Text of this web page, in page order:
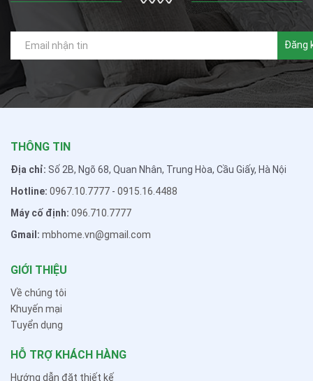
Đăng
THÔNG TIN
Địa chỉ: Số 2B, Ngõ 68, Quan Nhân, Trung Hòa, Cầu Giấy, Hà Nội
Hotline: 0967.10.7777 - 0915.16.4488
Máy cố định: 096.710.7777
Gmail: mbhome.vn@gmail.com
GIỚI THIỆU
Về chúng tôi
Khuyến mại
Tuyển dụng
HỖ TRỢ KHÁCH HÀNG
Hướng dẫn đặt thiết kế